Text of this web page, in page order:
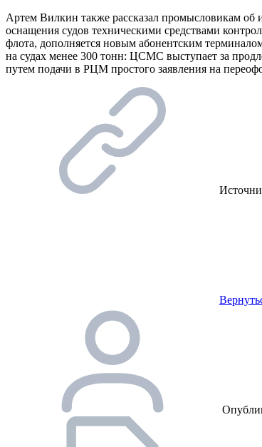
Артем Вилкин также рассказал промысловикам
оснащения судов техническими средствами
флота, дополняется новым абонентским
на судах менее 300 тонн: ЦСМС выступает за
путем подачи в РЦМ простого заявления на